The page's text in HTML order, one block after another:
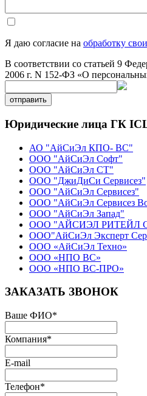
Я даю согласие на обработку
В соответствии со статьей 9
2006 г. N 152-ФЗ «О
отправить
Юридические лица ГК
АО "АйСиЭл КПО- ВС"
ООО "АйСиЭл Софт"
ООО "АйСиЭл СТ"
ООО "ДжиДиСи Сервисез"
ООО "АйСиЭл Сервисез"
ООО "АйСиЭл Сервисез
ООО "АйСиЭл Запад"
ООО "АЙСИЭЛ РИТЕЙЛ
ООО"АйСиЭл Эксперт
ООО «АйСиЭл Техно»
ООО «НПО ВС»
ООО «НПО ВС-ПРО»
ЗАКАЗАТЬ ЗВОНОК
Ваше ФИО*
Компания*
E-mail
Телефон*